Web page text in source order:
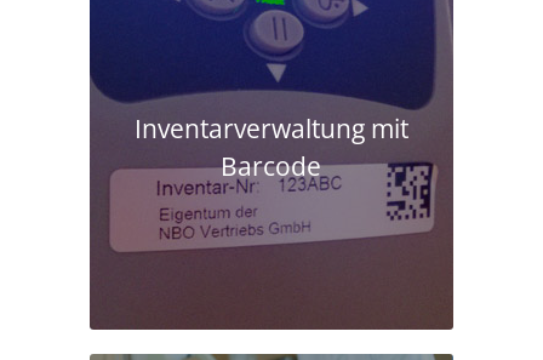
Inventarverwaltung mit
Barcode